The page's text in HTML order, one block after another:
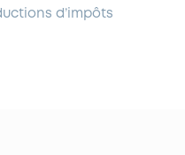
d’impôts